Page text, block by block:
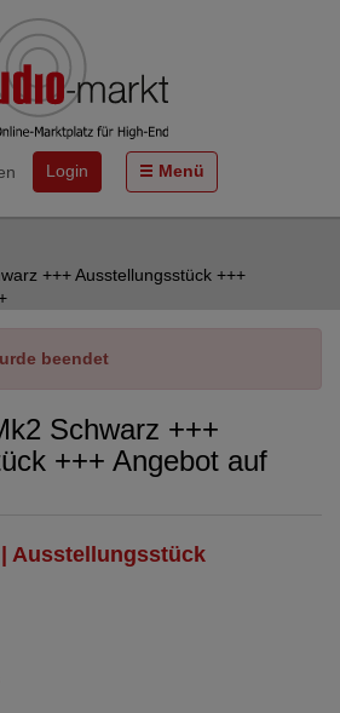
Login Menü
+++ Ausstellungsstück +++
beendet
Schwarz +++
+++ Angebot auf
Ausstellungsstück